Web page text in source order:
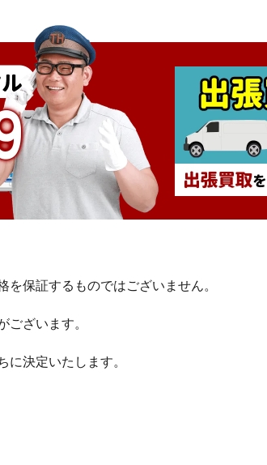
保証するものではございません。
ございます。
決定いたします。